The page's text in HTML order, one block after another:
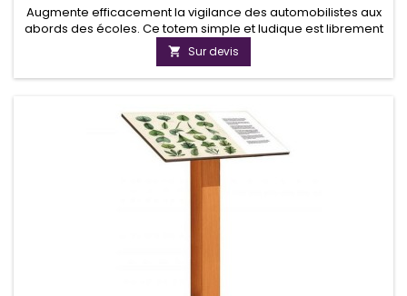
Augmente efficacement la vigilance des automobilistes aux
abords des écoles. Ce totem simple et ludique est librement
personnalisable. Il peut être équipé d'un petit feux led
couleur crystal qui s'allume aux heures des écoles avec une
alimentation solaire.
 Sur devis